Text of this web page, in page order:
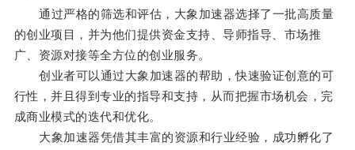
通过严格的筛选和评估，大象加速器选择了一批高质量
的创业项目，并为他们提供资金支持、导师指导、市场推
广、资源对接等全方位的创业服务。
创业者可以通过大象加速器的帮助，快速验证创意的可
行性，并且得到专业的指导和支持，从而把握市场机会，完
成商业模式的迭代和优化。
大象加速器凭借其丰富的资源和行业经验，成功孵化了